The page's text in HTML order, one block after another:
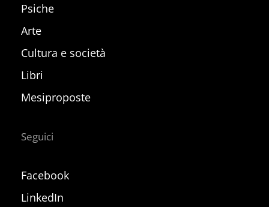
Psiche
Arte
Cultura e società
Libri
Mesiproposte
Seguici
Facebook
LinkedIn